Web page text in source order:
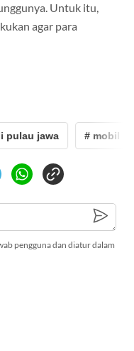
Untuk itu,
agar para
jawa # mobil
pengguna dan diatur dalam